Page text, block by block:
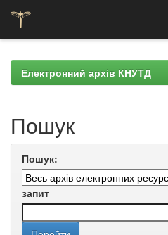
navigationЕлектронний архів КНУТД
Пошук
Пошук:
запит